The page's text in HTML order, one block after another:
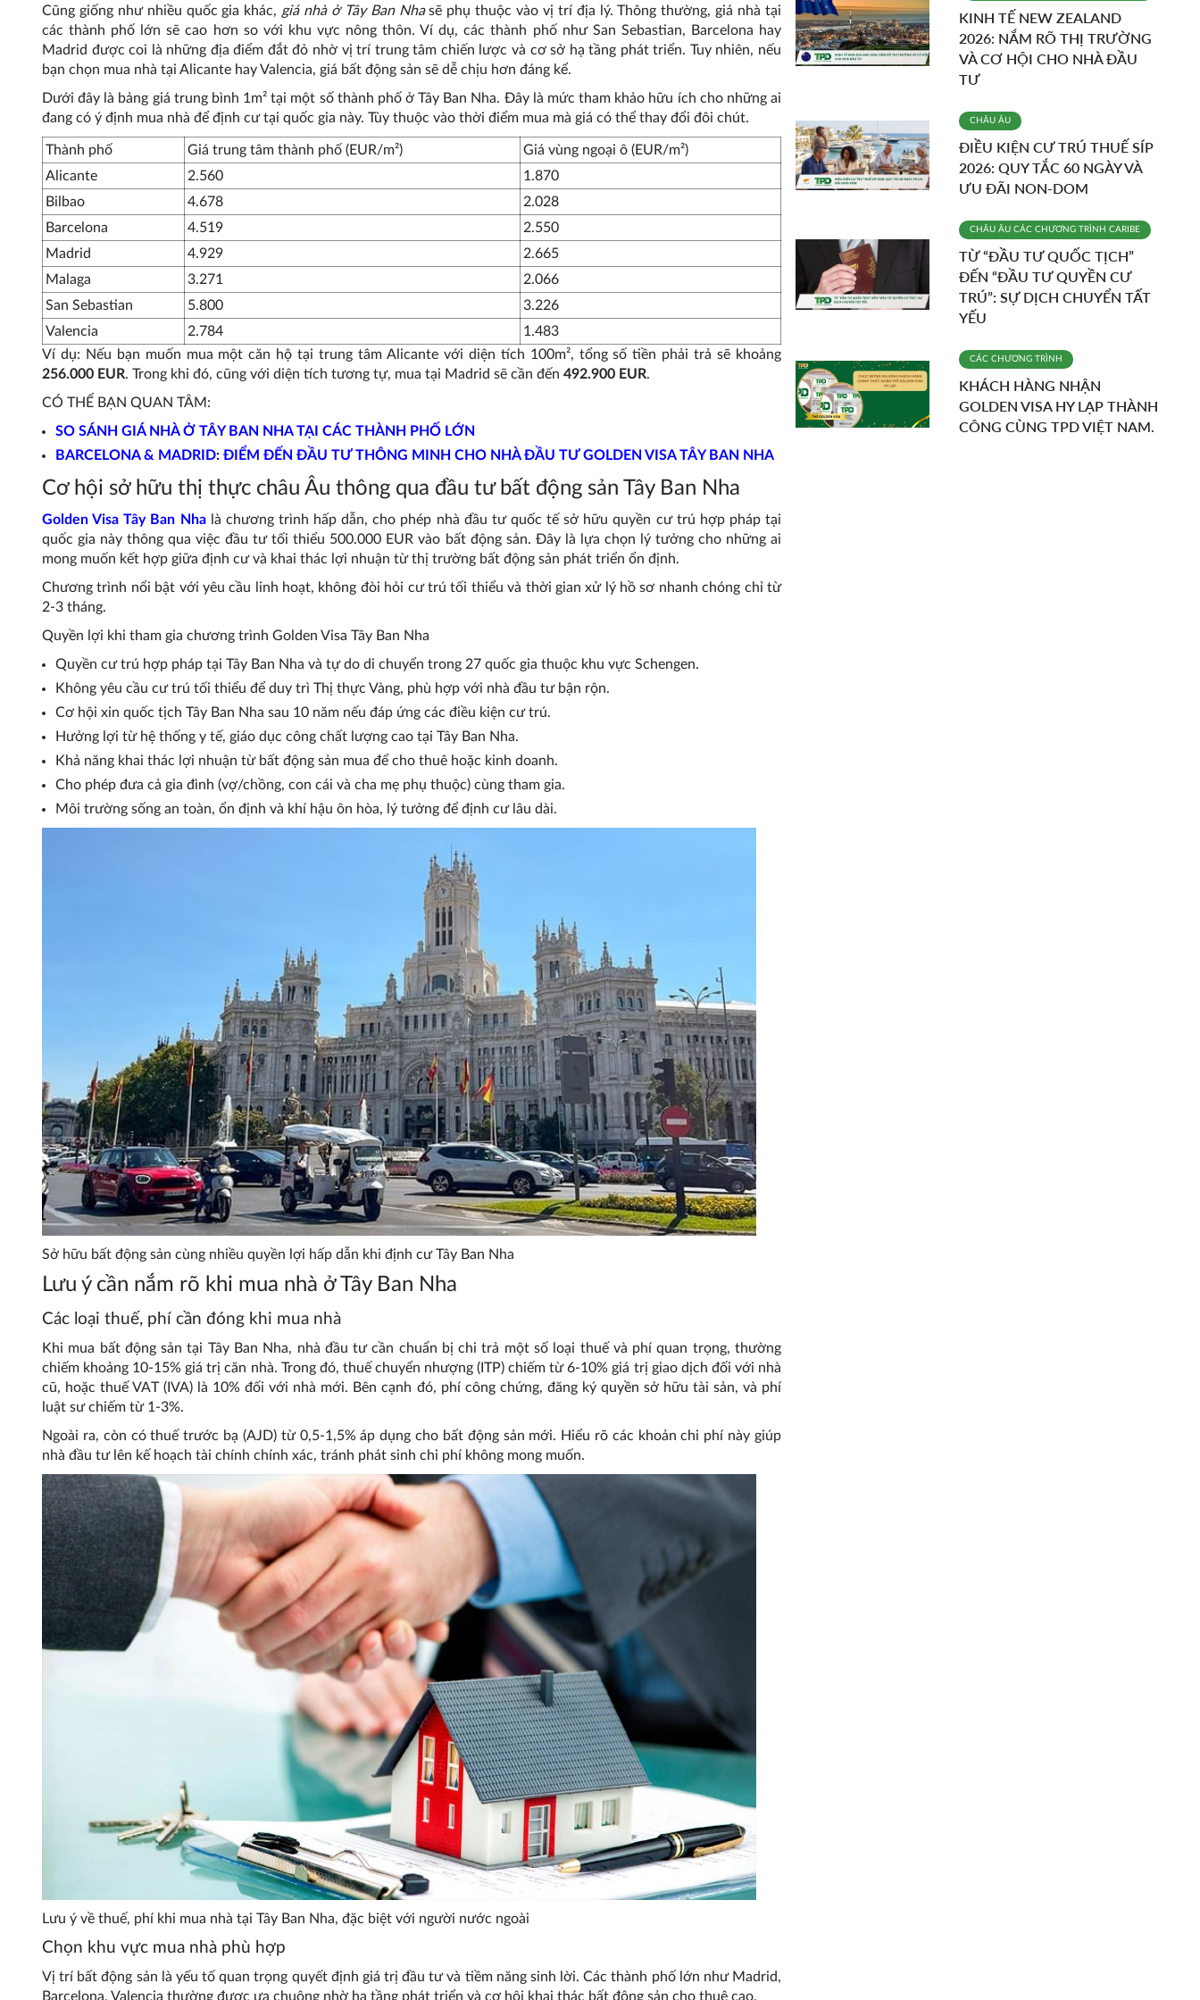
Cũng giống như nhiều quốc gia khác, giá nhà ở Tây Ban Nhasẽ phụ thuộc vào vị trí địa lý. Thông thường, giá nhà tại
các thành phố lớn sẽ cao hơn so với khu vực nông thôn. Ví dụ, các thành phố như San Sebastian, Barcelona hay
Madrid được coi là những địa điểm đắt đỏ nhờ vị trí trung tâm chiến lược và cơ sở hạ tầng phát triển. Tuy nhiên, nếu
bạn chọn mua nhà tại Alicante hay Valencia, giá bất động sản sẽ dễ chịu hơn đáng kể.
Dưới đây là bảng giá trung bình 1m² tại một số thành phố ở Tây Ban Nha. Đây là mức tham khảo hữu ích cho những ai
đang có ý định mua nhà để định cư tại quốc gia này. Tùy thuộc vào thời điểm mua mà giá có thể thay đổi đôi chút.
Thành phố Giá trung tâm thành phố (EUR/m²)
Giá vùng ngoại ô (EUR/m²)
Alicante
2.560
1.870
Bilbao
4.678
2.028
Barcelona
4.519
2.550
Madrid
4.929
2.665
Malaga
3.271
2.066
San Sebastian
5.800
3.226
Valencia
2.784
1.483
Ví dụ: Nếu bạn muốn mua một căn hộ tại trung tâm Alicante với diện tích 100m², tổng số tiền phải trả sẽ khoảng
256.000 EUR. Trong khi đó, cũng với diện tích tương tự, mua tại Madrid sẽ cần đến 492.900 EUR.
CÓ THỂ BẠN QUAN TÂM:
SO SÁNH GIÁ NHÀ Ở TÂY BAN NHA TẠI CÁC THÀNH PHỐ LỚN
BARCELONA & MADRID: ĐIỂM ĐẾN ĐẦU TƯ THÔNG MINH CHO NHÀ ĐẦU TƯ GOLDEN VISA TÂY BAN NHA
Cơ hội sở hữu thị thực châu Âu thông qua đầu tư bất động sản Tây Ban Nha
Golden Visa Tây Ban Nha là chương trình hấp dẫn, cho phép nhà đầu tư quốc tế sở hữu quyền cư trú hợp pháp tại
quốc gia này thông qua việc đầu tư tối thiểu 500.000 EUR vào bất động sản. Đây là lựa chọn lý tưởng cho những ai
mong muốn kết hợp giữa định cư và khai thác lợi nhuận từ thị trường bất động sản phát triển ổn định.
Chương trình nổi bật với yêu cầu linh hoạt, không đòi hỏi cư trú tối thiểu và thời gian xử lý hồ sơ nhanh chóng chỉ từ
2-3 tháng.
Quyền lợi khi tham gia chương trình Golden Visa Tây Ban Nha
Quyền cư trú hợp pháp tại Tây Ban Nha và tự do di chuyển trong 27 quốc gia thuộc khu vực Schengen.
Không yêu cầu cư trú tối thiểu để duy trì Thị thực Vàng, phù hợp với nhà đầu tư bận rộn.
Cơ hội xin quốc tịch Tây Ban Nha sau 10 năm nếu đáp ứng các điều kiện cư trú.
Hưởng lợi từ hệ thống y tế, giáo dục công chất lượng cao tại Tây Ban Nha.
Khả năng khai thác lợi nhuận từ bất động sản mua để cho thuê hoặc kinh doanh.
Cho phép đưa cả gia đình (vợ/chồng, con cái và cha mẹ phụ thuộc) cùng tham gia.
Môi trường sống an toàn, ổn định và khí hậu ôn hòa, lý tưởng để định cư lâu dài.
Sở hữu bất động sản cùng nhiều quyền lợi hấp dẫn khi định cư Tây Ban Nha
Lưu ý cần nắm rõ khi mua nhà ở Tây Ban Nha
Các loại thuế, phí cần đóng khi mua nhà
Khi mua bất động sản tại Tây Ban Nha, nhà đầu tư cần chuẩn bị chi trả một số loại thuế và phí quan trọng, thường
chiếm khoảng 10-15% giá trị căn nhà. Trong đó, thuế chuyển nhượng (ITP) chiếm từ 6-10% giá trị giao dịch đối với nhà
cũ, hoặc thuế VAT (IVA) là 10% đối với nhà mới. Bên cạnh đó, phí công chứng, đăng ký quyền sở hữu tài sản, và phí
luật sư chiếm từ 1-3%.
Ngoài ra, còn có thuế trước bạ (AJD) từ 0,5-1,5% áp dụng cho bất động sản mới. Hiểu rõ các khoản chi phí này giúp
nhà đầu tư lên kế hoạch tài chính chính xác, tránh phát sinh chi phí không mong muốn.
Lưu ý về thuế, phí khi mua nhà tại Tây Ban Nha, đặc biệt với người nước ngoài
Chọn khu vực mua nhà phù hợp
Vị trí bất động sản là yếu tố quan trọng quyết định giá trị đầu tư và tiềm năng sinh lời. Các thành phố lớn như Madrid,
Barcelona, Valencia thường được ưa chuộng nhờ hạ tầng phát triển và cơ hội khai thác bất động sản cho thuê cao.
KINH TẾ NEW ZEALAND
2026: NẮM RÕ THỊ TRƯỜNG
VÀ CƠ HỘI CHO NHÀ ĐẦU
TƯ
CHÂU ÂU
ĐIỀU KIỆN CƯ TRÚ THUẾ SÍP
2026: QUY TẮC 60 NGÀY VÀ
ƯU ĐÃI NON-DOM
CHÂU ÂU CÁC CHƯƠNG TRÌNH CARIBE
TỪ “ĐẦU TƯ QUỐC TỊCH”
ĐẾN “ĐẦU TƯ QUYỀN CƯ
TRÚ”: SỰ DỊCH CHUYỂN TẤT
YẾU
CÁC CHƯƠNG TRÌNH
KHÁCH HÀNG NHẬN
GOLDEN VISA HY LẠP THÀNH
CÔNG CÙNG TPD VIỆT NAM.